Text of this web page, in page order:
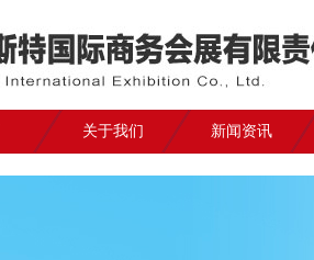
关于我们 新闻资讯